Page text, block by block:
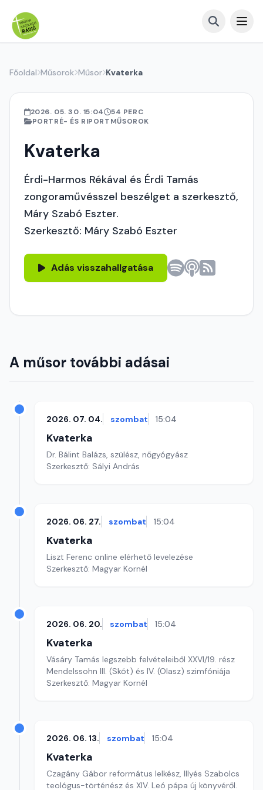
Főoldal Műsorok Műsor Kvaterka
2026. 05. 30. 15:04
54 PERC
PORTRÉ- ÉS RIPORTMŰSOROK
Kvaterka
Érdi-Harmos Rékával és Érdi Tamás
zongoraművésszel beszélget a szerkesztő,
Máry Szabó Eszter.
Szerkesztő: Máry Szabó Eszter
Adás visszahallgatása
A műsor további adásai
2026. 07. 04. szombat 15:04
Kvaterka
Dr. Bálint Balázs, szülész, nőgyógyász
Szerkesztő: Sályi András
2026. 06. 27. szombat 15:04
Kvaterka
Liszt Ferenc online elérhető levelezése
Szerkesztő: Magyar Kornél
2026. 06. 20. szombat 15:04
Kvaterka
Vásáry Tamás legszebb felvételeiből XXVI/19. rész
Mendelssohn III. (Skót) és IV. (Olasz) szimfóniája
Szerkesztő: Magyar Kornél
2026. 06. 13. szombat 15:04
Kvaterka
Czagány Gábor református lelkész, Illyés Szabolcs
teológus-történész és XIV. Leó pápa új könyvéről.